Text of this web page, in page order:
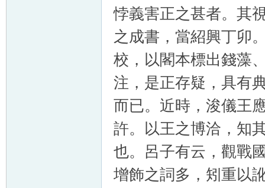
悖義害正之甚者。
之成書，當紹興丁卯
校，以閣本標出錢藻
注，是正存疑，具有
而已。近時，浚儀王
許。以王之博洽，知
也。呂子有云，觀戰
增飾之詞多，矧重以